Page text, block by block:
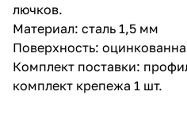
лючков.
Материал: сталь 1,5 мм
Поверхность:
Комплект поставки:
комплект крепежа 1 шт.